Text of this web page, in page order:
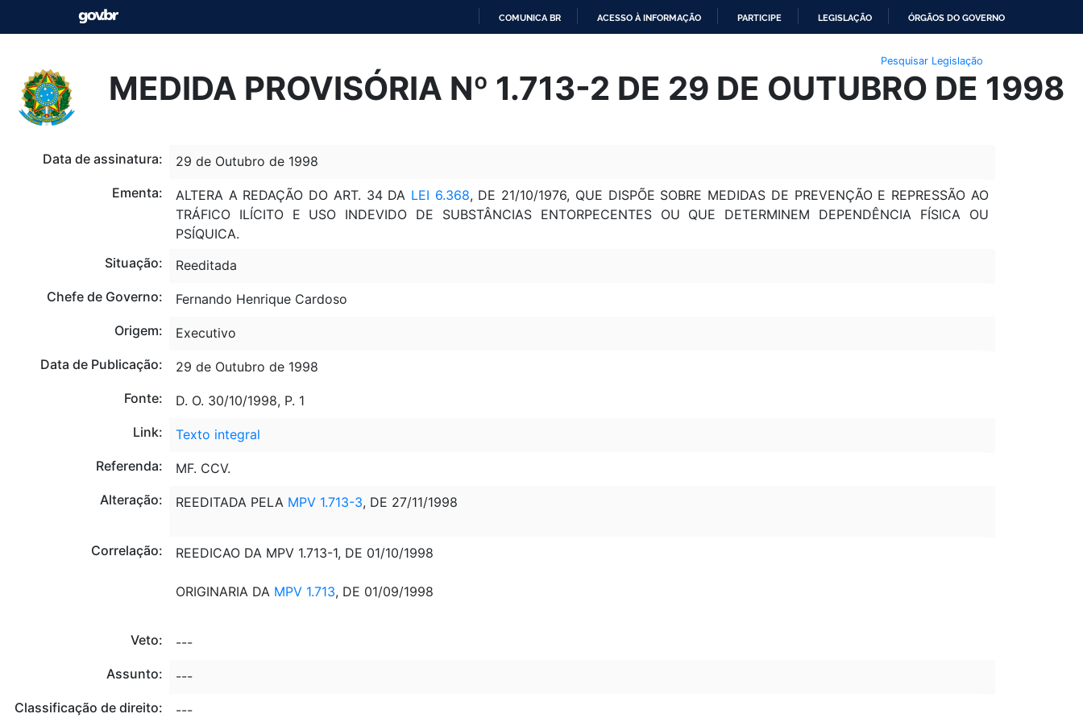
O
CONTEÚDO
COMUNICA BR ACESSO À INFORMAÇÃO PARTICIPE LEGISLAÇÃO ÓRGÃOS DO GOVERNO
Pesquisar Legislação
MEDIDA PROVISÓRIA Nº 1.713-2 DE 29 DE OUTUBRO DE 1998
Data de assinatura:
29 de Outubro de 1998
Ementa:
ALTERA A REDAÇÃO DO ART. 34 DA LEI 6.368, DE 21/10/1976, QUE DISPÕE SOBRE MEDIDAS DE PREVENÇÃO E REPRESSÃO AO
TRÁFICO ILÍCITO E USO INDEVIDO DE SUBSTÂNCIAS ENTORPECENTES OU QUE DETERMINEM DEPENDÊNCIA FÍSICA OU
PSÍQUICA.
Situação:
Reeditada
Chefe de Governo:
Fernando Henrique Cardoso
Origem:
Executivo
Data de Publicação:
29 de Outubro de 1998
Fonte:
D. O. 30/10/1998, P. 1
Link:
Texto integral
Referenda:
MF. CCV.
Alteração:
REEDITADA PELA MPV 1.713-3, DE 27/11/1998
Correlação: REEDICAO DA MPV 1.713-1, DE 01/10/1998
ORIGINARIA DA MPV 1.713, DE 01/09/1998
Veto:
---
Assunto:
---
Classificação de direito:
---